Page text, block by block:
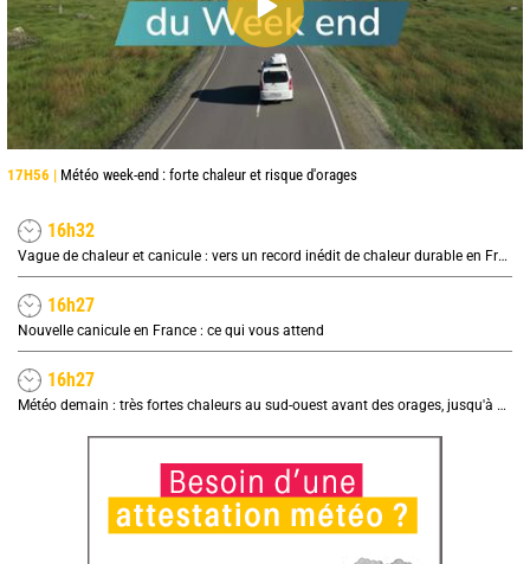
17H56 | Météo week-end : forte chaleur et risque d'orages
16h32
Vague de chaleur et canicule : vers un record inédit de chaleur durable en France
16h27
Nouvelle canicule en France : ce qui vous attend
16h27
Météo demain : très fortes chaleurs au sud-ouest avant des orages, jusqu'à 39°C